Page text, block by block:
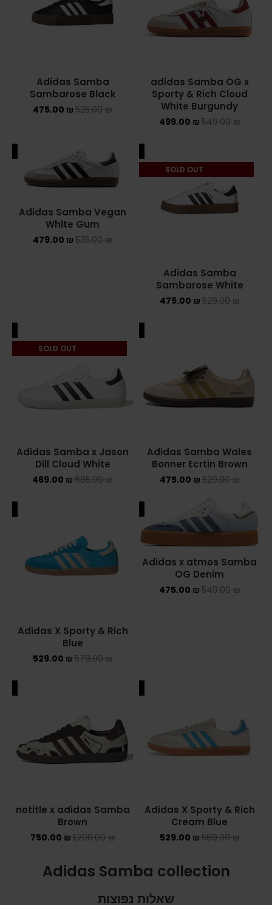
adidas Samba OG x
Sporty & Rich Cloud
White Burgundy
549.00₪
499.00 ₪
Adidas Samba
Sambarose Black
525.00₪
475.00 ₪
SOLD OUT
Adidas Samba
Sambarose White
529.00₪
479.00 ₪
Adidas Samba Vegan
White Gum
535.00₪
479.00 ₪
Adidas Samba Wales
Bonner Ecrtin Brown
529.00₪
475.00 ₪
SOLD OUT
Adidas Samba x Jason
Dill Cloud White
685.00₪
469.00 ₪
Adidas x atmos Samba
OG Denim
549.00₪
475.00 ₪
Adidas X Sporty & Rich
Blue
579.00₪
529.00 ₪
Adidas X Sporty & Rich
Cream Blue
589.00₪
529.00 ₪
notitle x adidas Samba
Brown
1,200.00₪
750.00 ₪
Adidas Samba collection
שאלות נפוצות